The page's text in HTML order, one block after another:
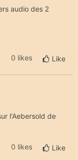
audio des 2
0 likes Like
l'Aebersold de
0 likes Like